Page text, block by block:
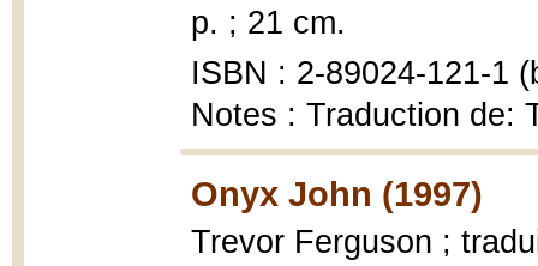
p. ; 21 cm.
ISBN : 2-89024-121-1
Notes : Traduction de:
Onyx John (1997)
Trevor Ferguson ;